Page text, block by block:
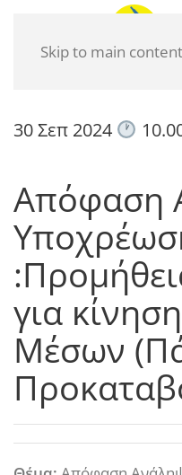
Skip to main content
30 Σεπ 2024
Απόφαση
για
Μέσων